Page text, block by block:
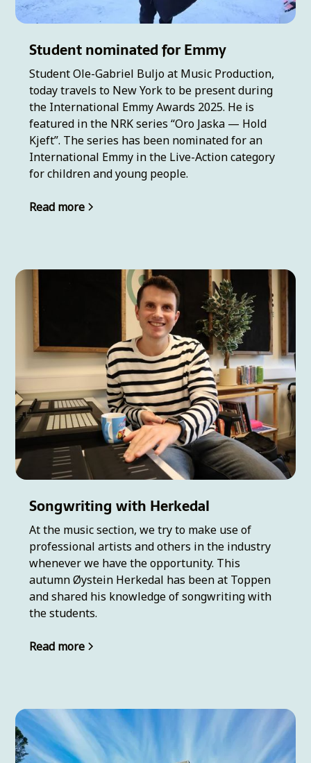
Student nominated for Emmy
Student Ole-Gabriel Buljo at Music Production,
today travels to New York to be present during
the International Emmy Awards 2025. He is
featured in the NRK series “Oro Jaska — Hold
Kjeft”. The series has been nominated for an
International Emmy in the Live-Action category
for children and young people.
Read more
Songwriting with Herkedal
At the music section, we try to make use of
professional artists and others in the industry
whenever we have the opportunity. This
autumn Øystein Herkedal has been at Toppen
and shared his knowledge of songwriting with
the students.
Read more